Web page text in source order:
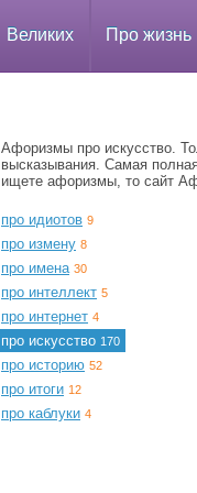
Великих Про жизнь
Афоризмы про искусство.
высказывания. Самая
ищете афоризмы, то сайт
про идиотов 9
про измену 8
про имена 30
про интеллект 5
про интернет 4
про искусство 170
про историю 52
про итоги 12
про каблуки 4